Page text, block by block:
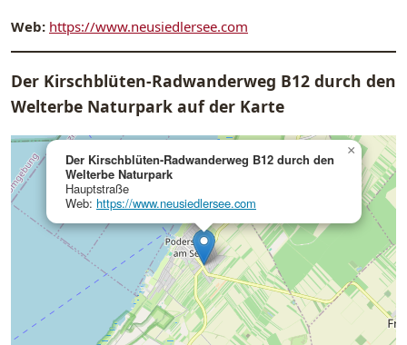
Web: https://www.neusiedlersee.com
Der Kirschblüten-Radwanderweg B12 durch den
Welterbe Naturpark auf der Karte
Der Kirschblüten-Radwanderweg B12 durch den
Welterbe Naturpark
Hauptstraße
Web: https://www.neusiedlersee.com
×